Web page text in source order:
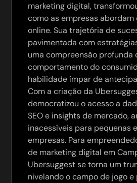
marketing digital,
como as empresas
online. Sua trajetória de
pavimentada com
uma compreensão profunda
comportamento do
habilidade ímpar de
Com a criação da
democratizou o acesso a
SEO e insights de mercado,
inacessíveis para pequenas
empresas. Para
de marketing digital em
Ubersuggest se torna um
nivelando o campo de jogo